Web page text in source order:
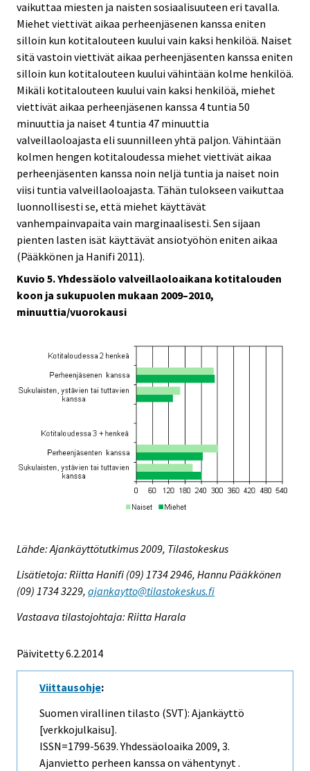
vaikuttaa miesten ja naisten sosiaalisuuteen eri tavalla.
Miehet viettivät aikaa perheenjäsenen kanssa eniten
silloin kun kotitalouteen kuului vain kaksi henkilöä. Naiset
sitä vastoin viettivät aikaa perheenjäsenten kanssa eniten
silloin kun kotitalouteen kuului vähintään kolme henkilöä.
Mikäli kotitalouteen kuului vain kaksi henkilöä, miehet
viettivät aikaa perheenjäsenen kanssa 4 tuntia 50
minuuttia ja naiset 4 tuntia 47 minuuttia
valveillaoloajasta eli suunnilleen yhtä paljon. Vähintään
kolmen hengen kotitaloudessa miehet viettivät aikaa
perheenjäsenten kanssa noin neljä tuntia ja naiset noin
viisi tuntia valveillaoloajasta. Tähän tulokseen vaikuttaa
luonnollisesti se, että miehet käyttävät
vanhempainvapaita vain marginaalisesti. Sen sijaan
pienten lasten isät käyttävät ansiotyöhön eniten aikaa
(Pääkkönen ja Hanifi 2011).
Kuvio 5. Yhdessäolo valveillaoloaikana kotitalouden
koon ja sukupuolen mukaan 2009–2010,
minuuttia/vuorokausi
Lähde: Ajankäyttötutkimus 2009, Tilastokeskus
Lisätietoja: Riitta Hanifi (09) 1734 2946, Hannu Pääkkönen
(09) 1734 3229, ajankaytto@tilastokeskus.fi
Vastaava tilastojohtaja: Riitta Harala
Päivitetty 6.2.2014
Viittausohje:
Suomen virallinen tilasto (SVT): Ajankäyttö
[verkkojulkaisu].
ISSN=1799-5639.Yhdessäoloaika 2009, 3.
Ajanvietto perheen kanssa on vähentynyt .